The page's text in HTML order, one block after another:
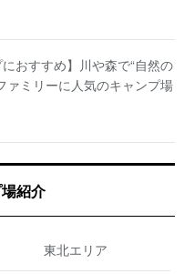
おすすめ】川や森で“自然の
ァミリーに人気のキャンプ場
紹介
東北エリア